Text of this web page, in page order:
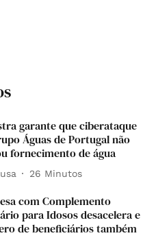
garante que ciberataque
Águas de Portugal não
fornecimento de água
26 Minutos
com Complemento
para Idosos desacelera e
de beneficiários também